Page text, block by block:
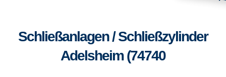
Schließanlagen / Schließzylinder
Adelsheim (74740